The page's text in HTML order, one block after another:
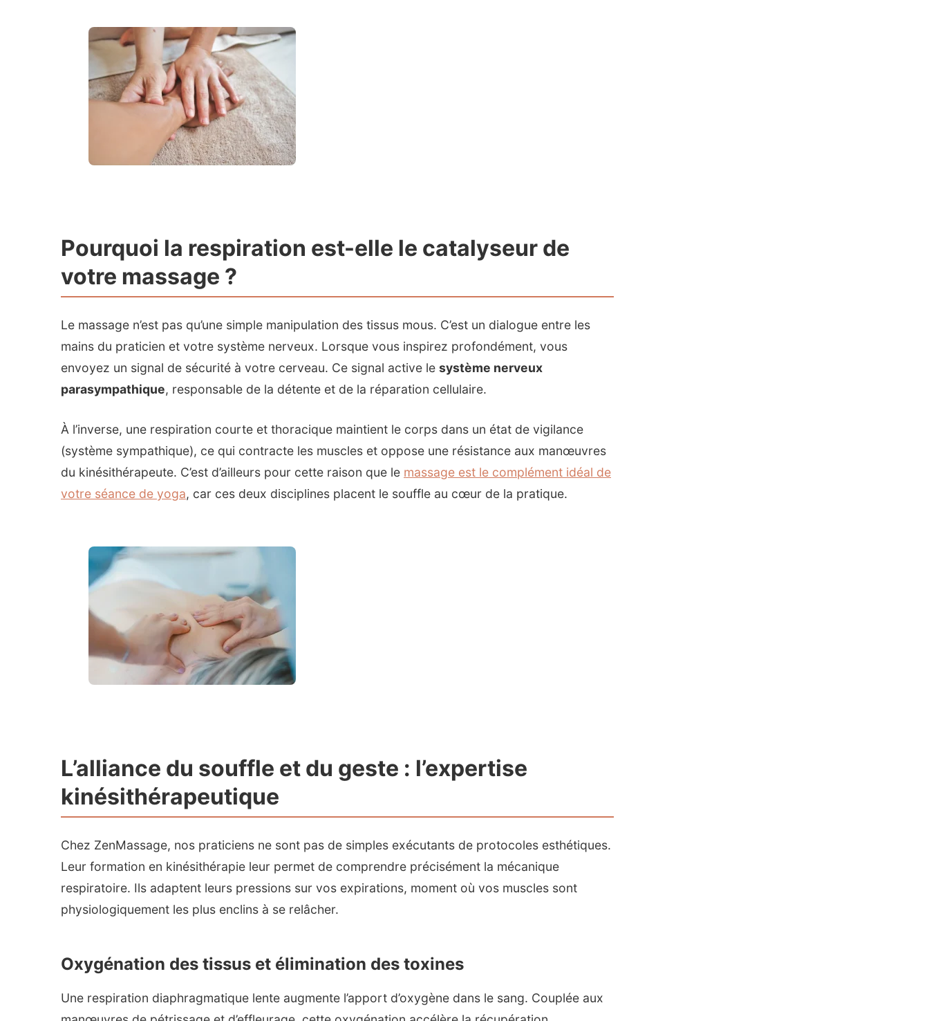
Pourquoi la respiration est-elle le catalyseur de
votre massage ?
Le massage n’est pas qu’une simple manipulation des tissus mous. C’est un dialogue entre les
mains du praticien et votre système nerveux. Lorsque vous inspirez profondément, vous
envoyez un signal de sécurité à votre cerveau. Ce signal active le système nerveux
parasympathique, responsable de la détente et de la réparation cellulaire.
À l’inverse, une respiration courte et thoracique maintient le corps dans un état de vigilance
(système sympathique), ce qui contracte les muscles et oppose une résistance aux manœuvres
du kinésithérapeute. C’est d’ailleurs pour cette raison que le massage est le complément idéal de
votre séance de yoga, car ces deux disciplines placent le souffle au cœur de la pratique.
L’alliance du souffle et du geste : l’expertise
kinésithérapeutique
Chez ZenMassage, nos praticiens ne sont pas de simples exécutants de protocoles esthétiques.
Leur formation en kinésithérapie leur permet de comprendre précisément la mécanique
respiratoire. Ils adaptent leurs pressions sur vos expirations, moment où vos muscles sont
physiologiquement les plus enclins à se relâcher.
Oxygénation des tissus et élimination des toxines
Une respiration diaphragmatique lente augmente l’apport d’oxygène dans le sang. Couplée aux